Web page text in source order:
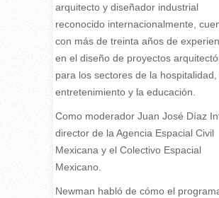
arquitecto y diseñador industrial
reconocido internacionalmente,
con más de treinta años de
en el diseño de proyectos
para los sectores de la hospitalidad,
entretenimiento y la educación.
Como moderador Juan José Díaz
director de la Agencia Espacial Civil
Mexicana y el Colectivo Espacial
Mexicano.
Newman habló de cómo el